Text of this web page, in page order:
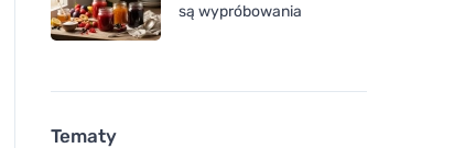
są wypróbowania
Tematy